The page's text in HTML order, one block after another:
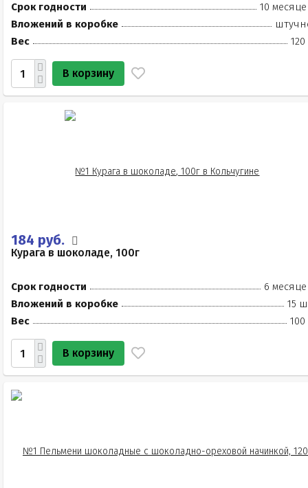
Срок годности
10
Вложений в коробке
Вес
120
В корзину
184 руб.
Курага в шоколаде, 100г
Срок годности
6
Вложений в коробке
15
Вес
100
В корзину